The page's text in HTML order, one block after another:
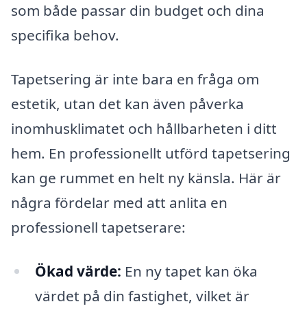
som både passar din budget och dina
specifika behov.
Tapetsering är inte bara en fråga om
estetik, utan det kan även påverka
inomhusklimatet och hållbarheten i ditt
hem. En professionellt utförd tapetsering
kan ge rummet en helt ny känsla. Här är
några fördelar med att anlita en
professionell tapetserare:
Ökad värde: En ny tapet kan öka
värdet på din fastighet, vilket är